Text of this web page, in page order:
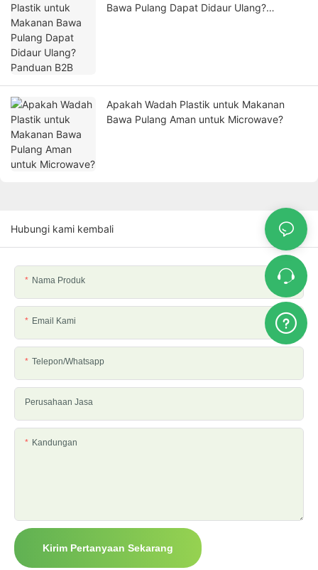
Bawa Pulang Dapat Didaur Ulang?
Apakah Wadah Plastik untuk Makanan
Bawa Pulang Aman untuk Microwave?
Hubungi kami kembali
Nama Produk
Email Kami
Telepon/whatsapp
Perusahaan Jasa
Kandungan
Kirim Pertanyaan Sekarang